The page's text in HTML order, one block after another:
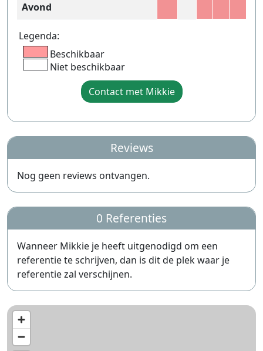
Avond
Legenda:
Beschikbaar
Niet beschikbaar
Contact met Mikkie
Reviews
Nog geen reviews ontvangen.
0 Referenties
Wanneer Mikkie je heeft uitgenodigd om een
referentie te schrijven, dan is dit de plek waar je
referentie zal verschijnen.